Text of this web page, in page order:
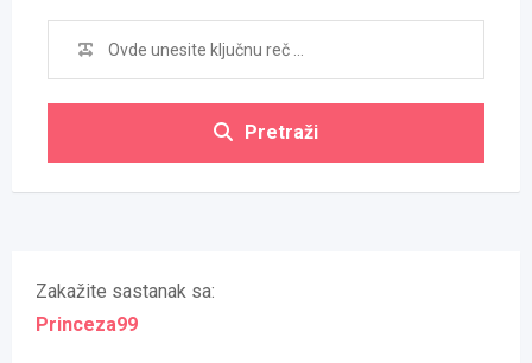
Pretraži
Zakažite sastanak sa:
Princeza99